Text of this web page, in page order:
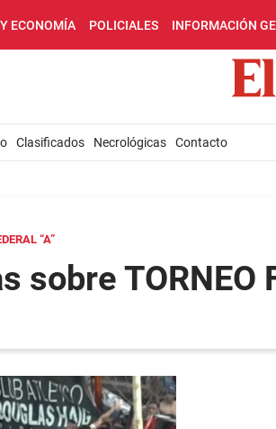
ECONOMÍA POLICIALES INFORMACIÓN
Clasificados Necrológicas Contacto
“A”
sobre TORNEO